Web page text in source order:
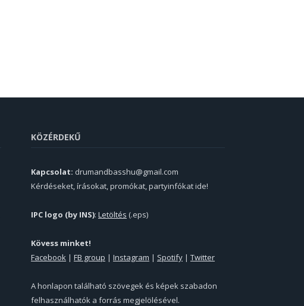
KÖZÉRDEKŰ
Kapcsolat: drumandbasshu@gmail.com
Kérdéseket, írásokat, promókat, partyinfókat ide!
IPC logo (by INS): Letöltés (.eps)
Kövess minket!
Facebook | FB group | Instagram | Spotify | Twitter
A honlapon található szövegek és képek szabadon
felhasználhatók a forrás megjelölésével.